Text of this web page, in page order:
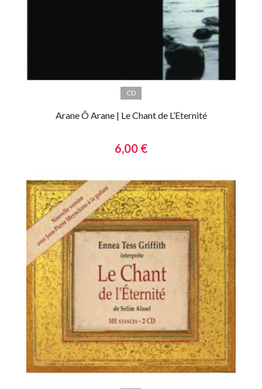
CD
Arane Ô Arane | Le Chant de L’Eternité
6,00 €